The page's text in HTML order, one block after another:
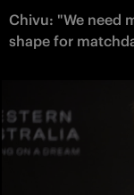
Chivu: "We need
shape for